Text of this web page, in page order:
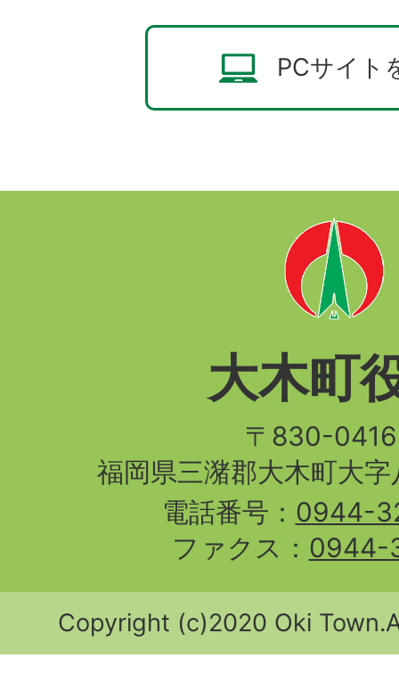
PCサイト
大木町
〒830-
福岡県三潴郡大木町大
電話番号： 0944-
ファクス： 0944-
Copyright (c)2020 Oki